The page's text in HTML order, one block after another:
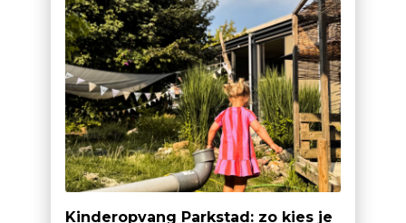
Kinderopvang Parkstad: zo kies je